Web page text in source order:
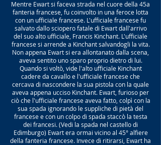
Mentre Ewart si faceva strada nel cuore della 45a
fanteria francese, fu coinvolto in una feroce lotta
con un ufficiale francese. L'ufficiale francese fu
salvato dallo sciopero fatale di Ewart dall'arrivo
del suo alto ufficiale, Francis Kinchant. L'ufficiale
francese si arrende a Kinchant salvandogli la vita.
Non appena Ewart si era allontanato dalla scena,
aveva sentito uno sparo proprio dietro di lui.
Quando si voltò, vide l'alto ufficiale Kinchant
cadere da cavallo e l'ufficiale francese che
cercava di nascondere la sua pistola con la quale
aveva appena ucciso Kinchant. Ewart, furioso per
ciò che l'ufficiale francese aveva fatto, colpì con la
sua spada ignorando le suppliche di pietà del
francese e con un colpo di spada staccò la testa
dei francesi. (Vedi la spada nel castello di
Edimburgo) Ewart era ormai vicino al 45° alfiere
della fanteria francese. Invece di ritirarsi, Ewart ha